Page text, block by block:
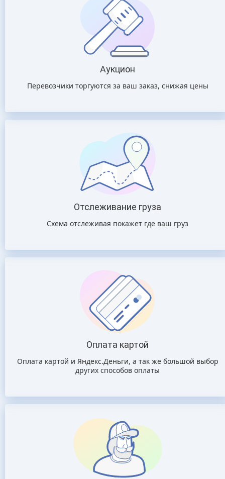
Аукцион
Перевозчики торгуются за ваш заказ, снижая цены
Отслеживание груза
Схема отслеживая покажет где ваш груз
Оплата картой
Оплата картой и Яндекс.Деньги, а так же большой выбор
других способов оплаты